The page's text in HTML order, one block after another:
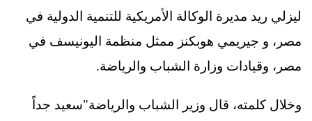
ليزلي ريد مديرة الوكالة الأمريكية للتنمية الدولية في
مصر، و جيريمي هوبكنز ممثل منظمة اليونيسف في
مصر، وقيادات وزارة الشباب والرياضة.
وخلال كلمته، قال وزير الشباب والرياضة"سعيد جداً